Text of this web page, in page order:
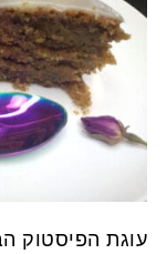
עוגת הפיסטוק